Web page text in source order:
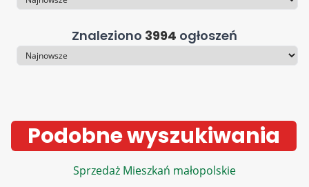
Sortowanie
Znaleziono 3994 ogłoszeń
Sortowanie
Podobne wyszukiwania
Sprzedaż Mieszkań małopolskie